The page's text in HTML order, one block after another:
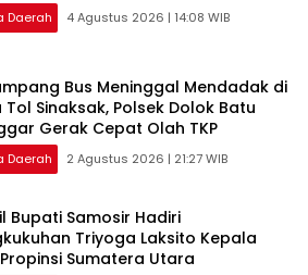
Daerah 4 Agustus 2026 | 14:08 WIB
Bus Meninggal Mendadak di
Tol Sinaksak, Polsek Dolok Batu
Gerak Cepat Olah TKP
Daerah 2 Agustus 2026 | 21:27 WIB
Bupati Samosir Hadiri
Triyoga Laksito Kepala
Sumatera Utara